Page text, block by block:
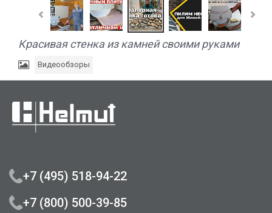
Красивая стенка из камней своими руками
Видеообзоры
+7 (495) 518-94-22
+7 (800) 500-39-85